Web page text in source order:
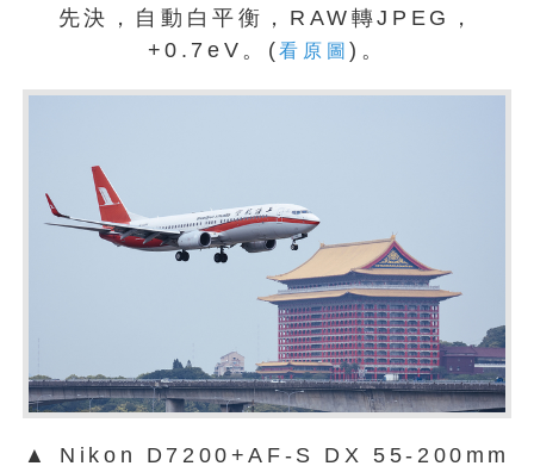
先決，自動白平衡，RAW轉JPEG，
+0.7eV。(看原圖 )。
▲ Nikon D7200+AF-S DX 55-200mm